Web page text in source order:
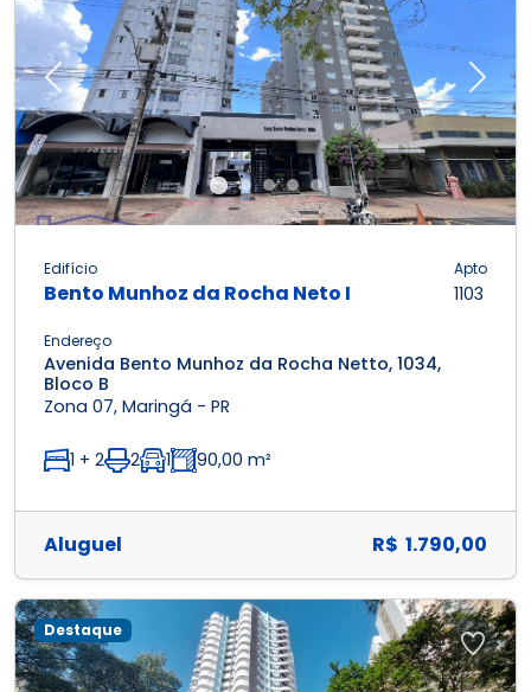
Previous Next
Edifício
Bento Munhoz da Rocha Neto I
Apto
1103
Endereço
Avenida Bento Munhoz da Rocha Netto, 1034,
Bloco B
Zona 07, Maringá - PR
1 + 2 2 1 90,00 m²
Aluguel R$ 1.790,00
Destaque